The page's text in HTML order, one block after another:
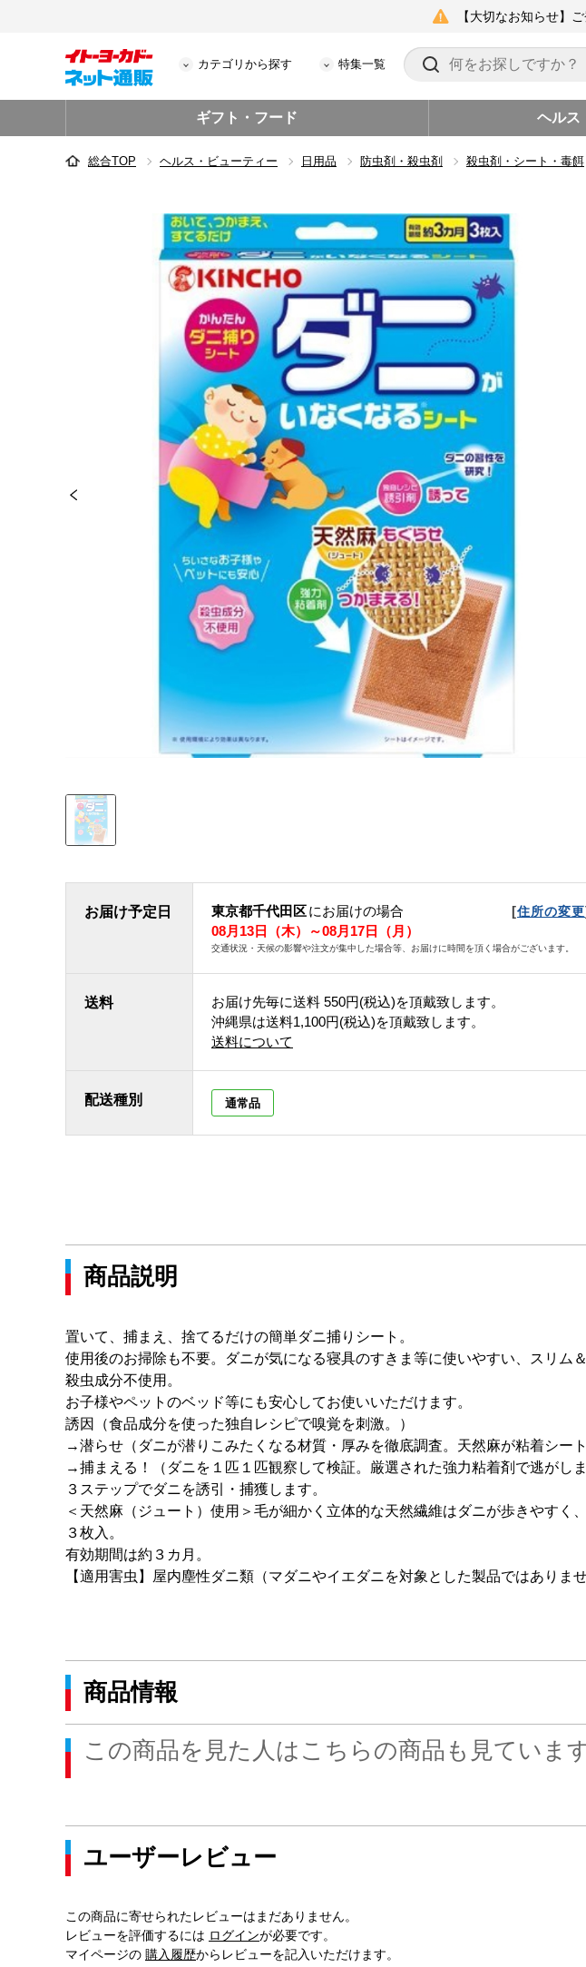
【大切なお知らせ】
カテゴリから探す 特集一覧
ギフト・フード ヘルス
総合TOP ヘルス・ビューティー 日用品 防虫剤・殺虫剤 殺虫剤・シート・毒餌
お届け予定日 東京都千代田区にお届けの場合 [住所の変更
08月13日（木）～08月17日（月）
交通状況・天候の影響や注文が集中した場合等、お届けに時間を頂く場合がございます。
送料 お届け先毎に送料 550円(税込)を頂戴致します。
沖縄県は送料1,100円(税込)を頂戴致します。
送料について
配送種別 通常品
商品説明
置いて、捕まえ、捨てるだけの簡単ダニ捕りシート。
使用後のお掃除も不要。ダニが気になる寝具のすきま等に使いやすい、スリム
殺虫成分不使用。
お子様やペットのベッド等にも安心してお使いいただけます。
誘因（食品成分を使った独自レシピで嗅覚を刺激。）
→潜らせ（ダニが潜りこみたくなる材質・厚みを徹底調査。天然麻が粘着シー
→捕まえる！（ダニを１匹１匹観察して検証。厳選された強力粘着剤で逃がしま
３ステップでダニを誘引・捕獲します。
＜天然麻（ジュート）使用＞毛が細かく立体的な天然繊維はダニが歩きやすく
３枚入。
有効期間は約３カ月。
【適用害虫】屋内塵性ダニ類（マダニやイエダニを対象とした製品ではありませ
商品情報
この商品を見た人はこちらの商品も見ていま
ユーザーレビュー
この商品に寄せられたレビューはまだありません。
レビューを評価するには ログインが必要です。
マイページの 購入履歴からレビューを記入いただけます。